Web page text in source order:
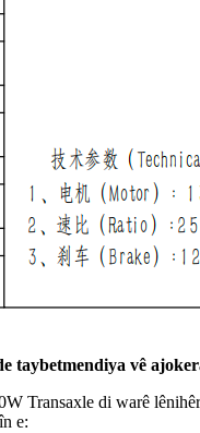
taybetmendiya vê
Transaxle di warê
e: